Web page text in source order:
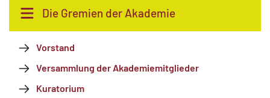
Die Gremien der Akademie
Vorstand
Versammlung der Akademiemitglieder
Kuratorium